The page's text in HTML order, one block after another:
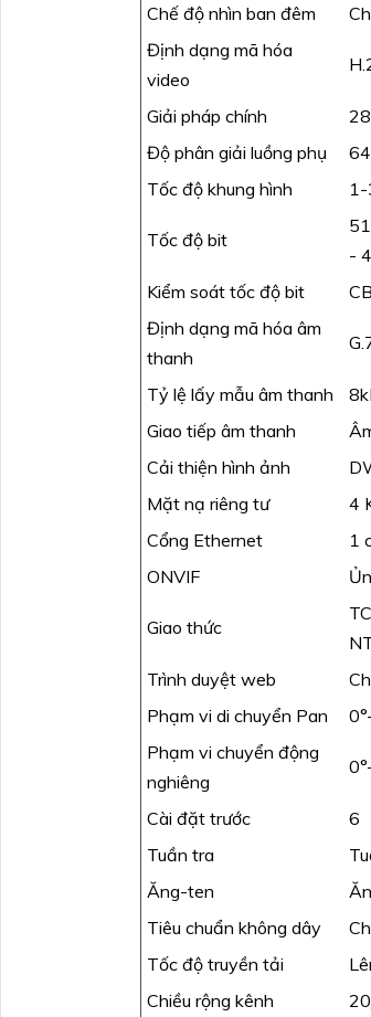
Chế độ nhìn ban đêm
Định dạng mã hóa
video
Giải pháp chính
Độ phân giải luồng phụ
Tốc độ khung hình
Tốc độ bit
-
Kiểm soát tốc độ bit
Định dạng mã hóa âm
thanh
Tỷ lệ lấy mẫu âm thanh
Giao tiếp âm thanh
Cải thiện hình ảnh
Mặt nạ riêng tư
4
Cổng Ethernet
1
ONVIF
Giao thức
Trình duyệt web
Phạm vi di chuyển Pan
Phạm vi chuyển động
nghiêng
Cài đặt trước
6
Tuần tra
Ăng-ten
Tiêu chuẩn không dây
Tốc độ truyền tải
Chiều rộng kênh